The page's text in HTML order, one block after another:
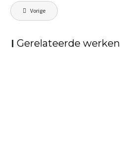
Berichtnavigatie
Vorige
Gerelateerde werken